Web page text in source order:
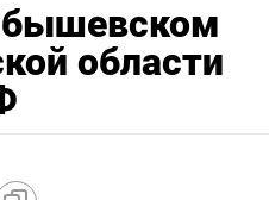
области